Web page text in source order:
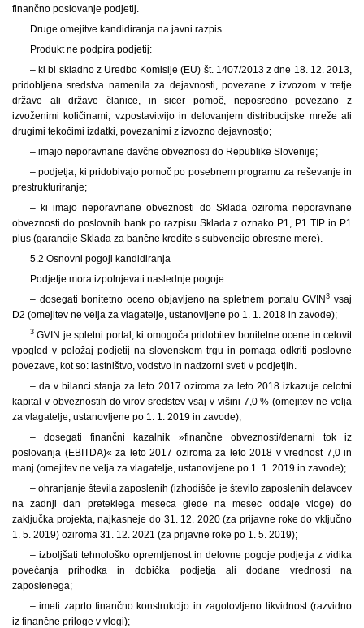
finančno poslovanje podjetij.
Druge omejitve kandidiranja na javni razpis
Produkt ne podpira podjetij:
– ki bi skladno z Uredbo Komisije (EU) št. 1407/2013 z dne 18. 12. 2013,
pridobljena sredstva namenila za dejavnosti, povezane z izvozom v tretje
države ali države članice, in sicer pomoč, neposredno povezano z
izvoženimi količinami, vzpostavitvijo in delovanjem distribucijske mreže ali
drugimi tekočimi izdatki, povezanimi z izvozno dejavnostjo;
– imajo neporavnane davčne obveznosti do Republike Slovenije;
– podjetja, ki pridobivajo pomoč po posebnem programu za reševanje in
prestrukturiranje;
– ki imajo neporavnane obveznosti do Sklada oziroma neporavnane
obveznosti do poslovnih bank po razpisu Sklada z oznako P1, P1 TIP in P1
plus (garancije Sklada za bančne kredite s subvencijo obrestne mere).
5.2 Osnovni pogoji kandidiranja
Podjetje mora izpolnjevati naslednje pogoje:
– dosegati bonitetno oceno objavljeno na spletnem portalu GVIN3 vsaj
D2 (omejitev ne velja za vlagatelje, ustanovljene po 1. 1. 2018 in zavode);
3GVIN je spletni portal, ki omogoča pridobitev bonitetne ocene in celovit
vpogled v položaj podjetij na slovenskem trgu in pomaga odkriti poslovne
povezave, kot so: lastništvo, vodstvo in nadzorni sveti v podjetjih.
– da v bilanci stanja za leto 2017 oziroma za leto 2018 izkazuje celotni
kapital v obveznostih do virov sredstev vsaj v višini 7,0 % (omejitev ne velja
za vlagatelje, ustanovljene po 1. 1. 2019 in zavode);
– dosegati finančni kazalnik »finančne obveznosti/denarni tok iz
poslovanja (EBITDA)« za leto 2017 oziroma za leto 2018 v vrednost 7,0 in
manj (omejitev ne velja za vlagatelje, ustanovljene po 1. 1. 2019 in zavode);
– ohranjanje števila zaposlenih (izhodišče je število zaposlenih delavcev
na zadnji dan preteklega meseca glede na mesec oddaje vloge) do
zaključka projekta, najkasneje do 31. 12. 2020 (za prijavne roke do vključno
1. 5. 2019) oziroma 31. 12. 2021 (za prijavne roke po 1. 5. 2019);
– izboljšati tehnološko opremljenost in delovne pogoje podjetja z vidika
povečanja prihodka in dobička podjetja ali dodane vrednosti na
zaposlenega;
– imeti zaprto finančno konstrukcijo in zagotovljeno likvidnost (razvidno
iz finančne priloge v vlogi);